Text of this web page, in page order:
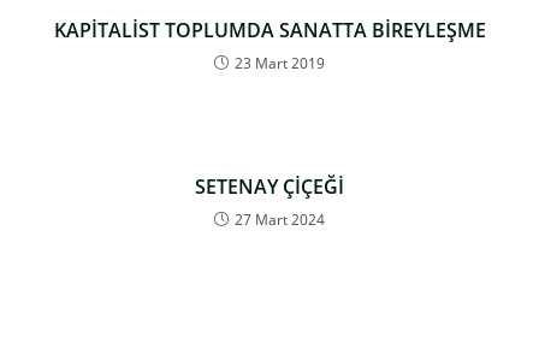
KAPİTALİST TOPLUMDA SANATTA BİREYLEŞME
23 Mart 2019
SETENAY ÇİÇEĞİ
27 Mart 2024